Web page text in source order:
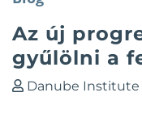
Az új
gyűlölni a
Danube Institute